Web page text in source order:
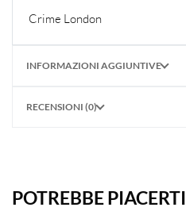
Crime London
INFORMAZIONI AGGIUNTIVE
RECENSIONI (0)
POTREBBE PIACERTI